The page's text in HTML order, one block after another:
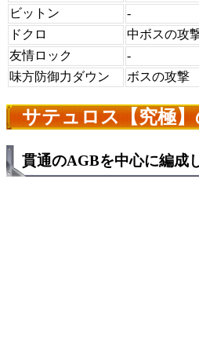
ビットン
-
ドクロ
中ボスの攻
友情ロック
-
味方防御力ダウン
ボスの攻撃
サテュロス【究極
貫通のAGBを中心に編成